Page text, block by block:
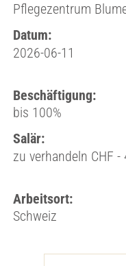
Pflegezentrum
Datum:
2026-06-11
Beschäftigung:
bis 100%
Salär:
zu verhandeln CHF
Arbeitsort:
Schweiz